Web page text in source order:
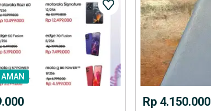
Rp 4.150.000